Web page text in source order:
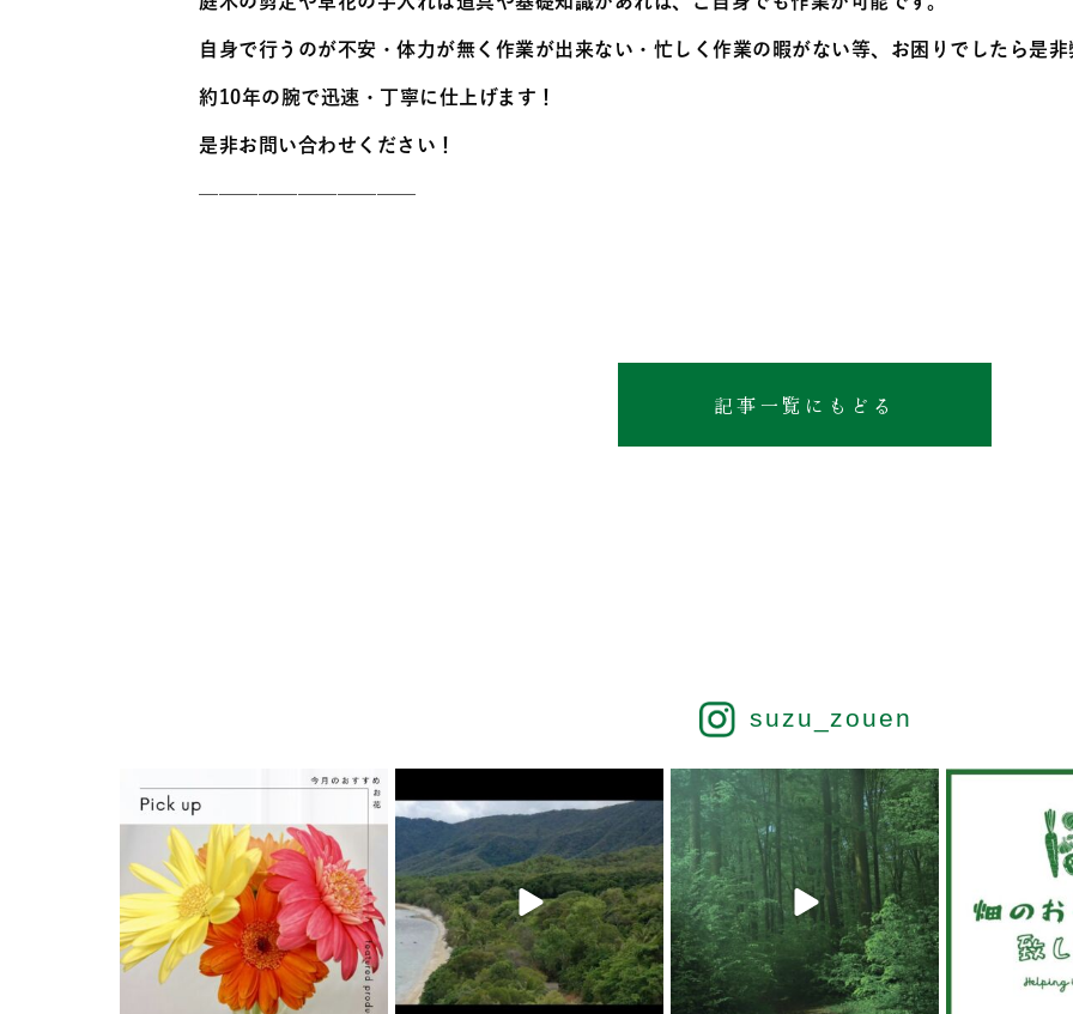
自身で行うのが不安・体力が無く作業が出来ない・忙しく作業の暇がない等、お困りでしたら是非
約10年の腕で迅速・丁寧に仕上げます！
是非お問い合わせください！
———————————
記事一覧にもどる
suzu_zouen